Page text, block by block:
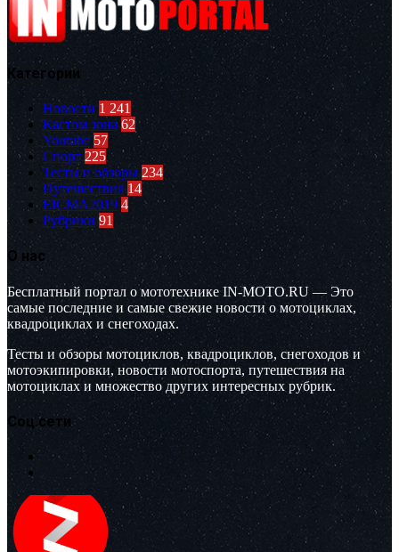
Категории
Новости 1 241
Кастом зона 62
Youtube 57
Спорт 225
Тесты и обзоры 234
Путешествия 14
EICMA2019 4
Рубрики 91
О нас
Бесплатный портал о мототехнике IN-MOTO.RU — Это
самые последние и самые свежие новости о мотоциклах,
квадроциклах и снегоходах.
Тесты и обзоры мотоциклов, квадроциклов, снегоходов и
мотоэкипировки, новости мотоспорта, путешествия на
мотоциклах и множество других интересных рубрик.
Соц.сети